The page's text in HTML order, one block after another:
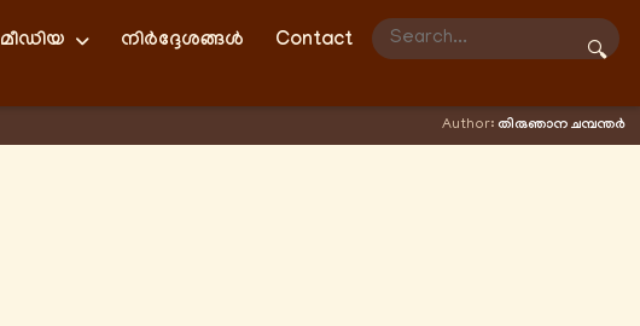
മീഡിയ നിർദ്ദേശങ്ങൾ Contact
🔍
Author: തിരുഞാന ചമ്പന്തർ